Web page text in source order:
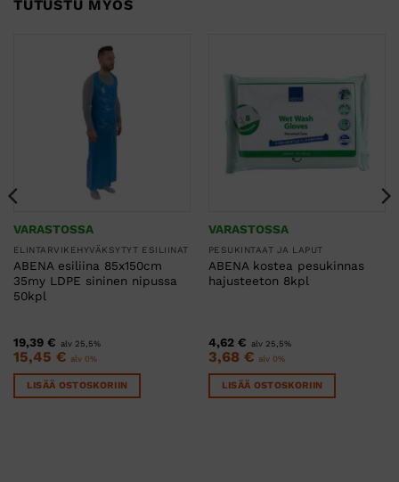
TUTUSTU MYÖS
VARASTOSSA
ELINTARVIKEHYVÄKSYTYT ESILIINAT
ABENA esiliina 85x150cm
35my LDPE sininen nipussa
50kpl
19,39 € alv 25,5%
15,45 € alv 0%
LISÄÄ OSTOSKORIIN
VARASTOSSA
PESUKINTAAT JA LAPUT
ABENA kostea pesukinnas
hajusteeton 8kpl
4,62 € alv 25,5%
3,68 € alv 0%
LISÄÄ OSTOSKORIIN